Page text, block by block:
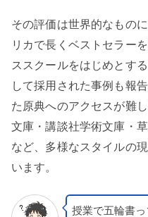
その評価は世界的なもの
リカで長くベストセラー
ススクールをはじめとす
して採用された事例も報
た原典へのアクセスが難
文庫・講談社学術文庫・
など、多様なスタイルの
います。
授業で五輪書